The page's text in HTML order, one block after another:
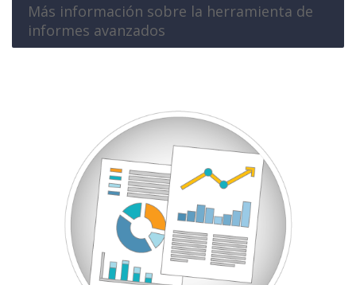
Más información sobre la herramienta de
informes avanzados